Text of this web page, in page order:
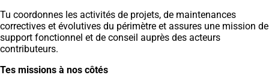
Tu coordonnes les activités de projets, de maintenances
correctives et évolutives du périmètre et assures une mission de
support fonctionnel et de conseil auprès des acteurs
contributeurs.
Tes missions à nos côtés